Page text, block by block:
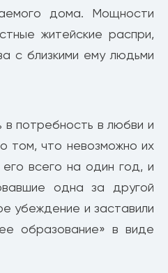
дома. Мощности
житейские распри,
с близкими ему людьми
потребность в любви и
том, что невозможно их
всего на один год, и
одна за другой
убеждение и заставили
образование» в виде